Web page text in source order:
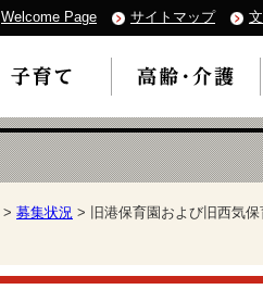
Welcome Page サイトマップ
> 募集状況 > 旧港保育園および旧西気